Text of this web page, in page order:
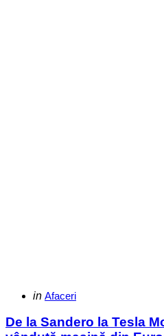
Categories
Posted
in Afaceri
De la Sandero la Tesla